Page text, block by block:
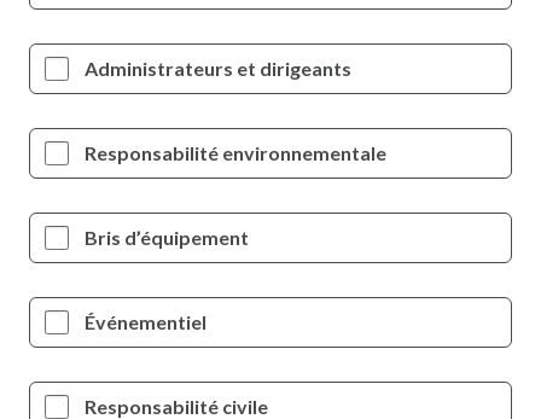
Administrateurs et dirigeants
Responsabilité environnementale
Bris d’équipement
Événementiel
Responsabilité civile